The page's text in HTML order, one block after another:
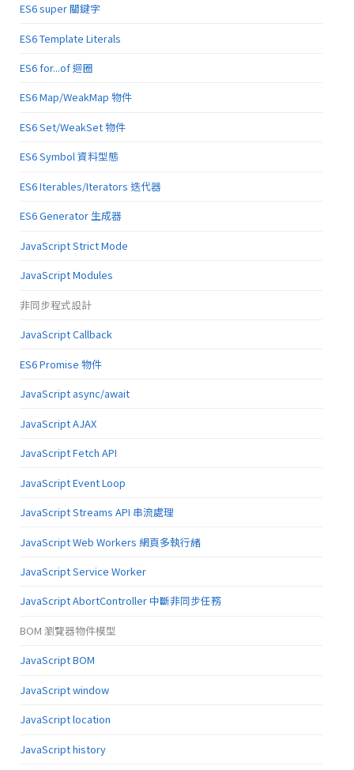
ES6 super 關鍵字
ES6 Template Literals
ES6 for...of 迴圈
ES6 Map/WeakMap 物件
ES6 Set/WeakSet 物件
ES6 Symbol 資料型態
ES6 Iterables/Iterators 迭代器
ES6 Generator 生成器
JavaScript Strict Mode
JavaScript Modules
非同步程式設計
JavaScript Callback
ES6 Promise 物件
JavaScript async/await
JavaScript AJAX
JavaScript Fetch API
JavaScript Event Loop
JavaScript Streams API 串流處理
JavaScript Web Workers 網頁多執行緒
JavaScript Service Worker
JavaScript AbortController 中斷非同步任務
BOM 瀏覽器物件模型
JavaScript BOM
JavaScript window
JavaScript location
JavaScript history